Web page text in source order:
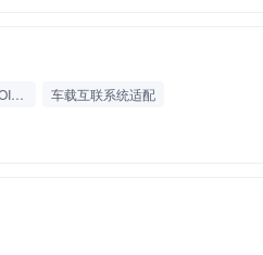
CARPLAY/ANDROID AUTO协议开发
车载互联系统适配